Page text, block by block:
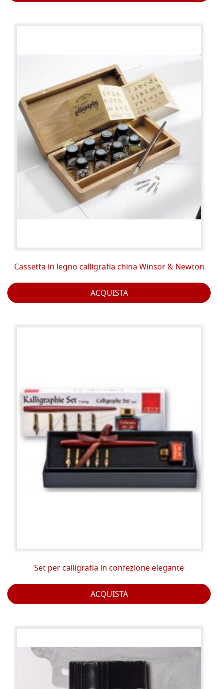
Cassetta in legno calligrafia china Winsor & Newton
ACQUISTA
Set per calligrafia in confezione elegante
ACQUISTA